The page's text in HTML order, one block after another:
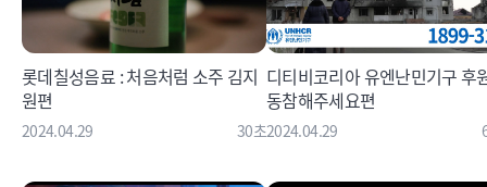
롯데칠성음료 : 처음처럼 소주 김지
원편
2024.04.29 30초
디티비코리아 유엔난민기구 후
동참해주세요편
2024.04.29